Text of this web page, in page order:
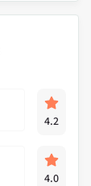
4.2
4.0